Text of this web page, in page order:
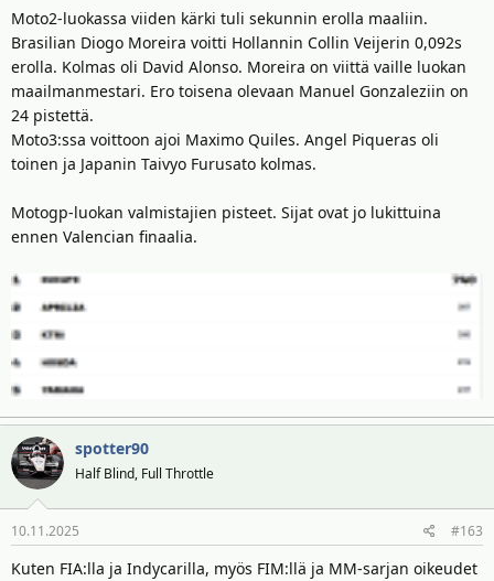
Moto2-luokassa viiden kärki tuli sekunnin erolla maaliin.
Brasilian Diogo Moreira voitti Hollannin Collin Veijerin 0,092s
erolla. Kolmas oli David Alonso. Moreira on viittä vaille luokan
maailmanmestari. Ero toisena olevaan Manuel Gonzaleziin on
24 pistettä.
Moto3:ssa voittoon ajoi Maximo Quiles. Angel Piqueras oli
toinen ja Japanin Taivyo Furusato kolmas.
Motogp-luokan valmistajien pisteet. Sijat ovat jo lukittuina
ennen Valencian finaalia.
spotter90
Half Blind, Full Throttle
10.11.2025 #163
Kuten FIA:lla ja Indycarilla, myös FIM:llä ja MM-sarjan oikeudet